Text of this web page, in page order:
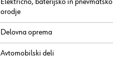
Električno, baterijsko in pnevmatsko
orodje
Delovna oprema
Avtomobilski deli